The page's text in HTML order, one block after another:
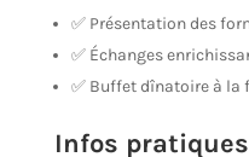
✅ Présentation des
✅ Échanges
✅ Buffet dînatoire à la
Infos pratiques